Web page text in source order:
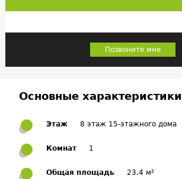
Позвоните мне
Основные характеристики
Этаж 8 этаж 15-этажного дома
Комнат 1
Общая площадь 23.4 м²